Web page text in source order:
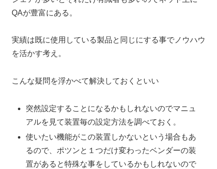
QAが豊富にある。
実績は既に使用している製品と同じにする事でノウハウ
を活かす考え。
こんな疑問を浮かべて解決しておくといい
突然設定することになるかもしれないのでマニュ
アルを見て装置毎の設定方法を調べておく。
使いたい機能がこの装置しかないという場合もあ
るので、ポツンと１つだけ変わったベンダーの装
置があると特殊な事をしているかもしれないので